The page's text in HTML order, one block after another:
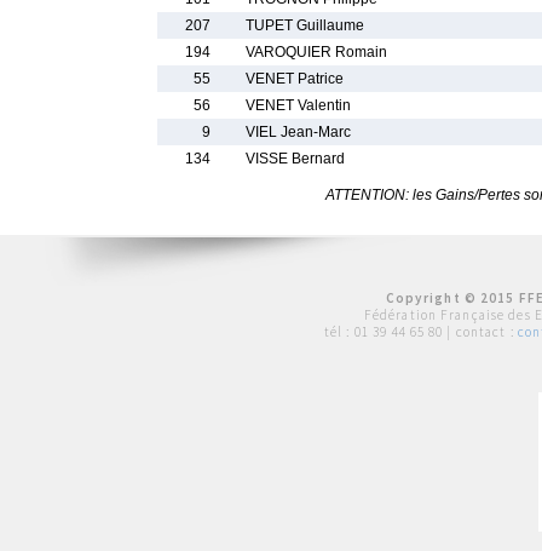
207
TUPET Guillaume
194
VAROQUIER Romain
55
VENET Patrice
56
VENET Valentin
9
VIEL Jean-Marc
134
VISSE Bernard
ATTENTION: les Gains/Pertes
Copyright © 2015
Fédération Française des
tél : 01 39 44 65 80 | contact :